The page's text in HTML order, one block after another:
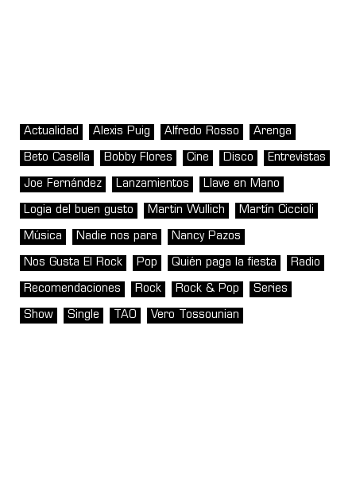
Actualidad Alexis Puig Alfredo Rosso Arenga
Beto Casella Bobby Flores Cine Disco Entrevistas
Joe Fernández Lanzamientos Llave en Mano
Logia del buen gusto Martin Wullich Martín Ciccioli
Música Nadie nos para Nancy Pazos
Nos Gusta El Rock Pop Quién paga la fiesta Radio
Recomendaciones Rock Rock & Pop Series
Show Single TAO Vero Tossounian